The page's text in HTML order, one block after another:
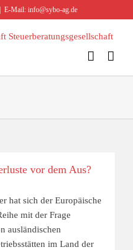
E-Mail: info@sybo-ag.de
vor dem Aus?
hat sich der Europäische
mit der Frage
ausländischen
im Land der